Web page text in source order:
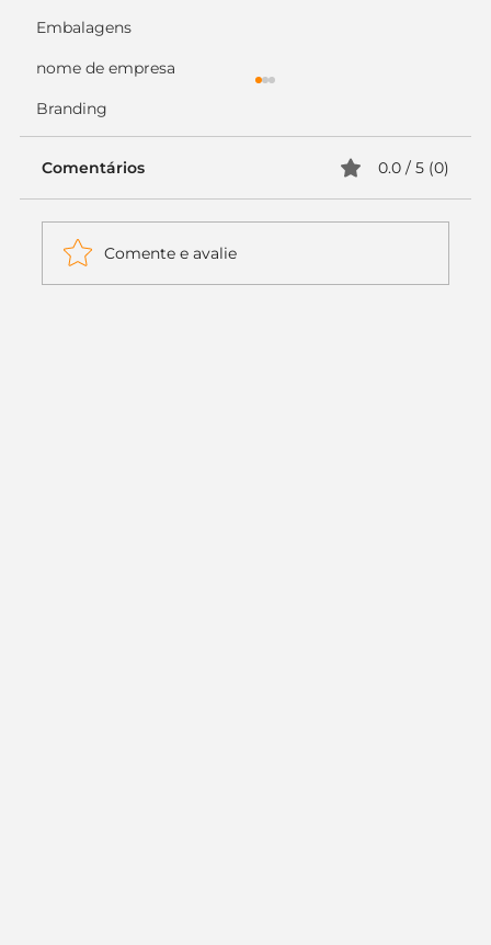
Embalagens
nome de empresa
Branding
Comentários 0.0 / 5 (0)
Comente e avalie